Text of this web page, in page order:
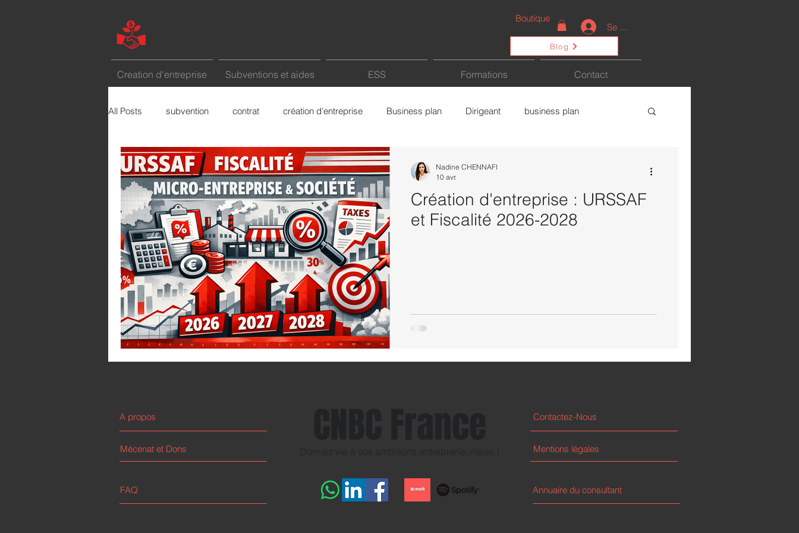
Se connecter
Boutique
Blog
Creation d'entreprise Subventions et aides ESS Formations Contact
All Posts subvention contrat création d'entreprise Business plan Dirigeant business plan
marketing etude de marché Fiscalité Intelligence Artificielle (IA)
Le mot de la semaine commerce Bâtiment économie sociale et solidaire
Création d'entreprise : URSSAF
et Fiscalité 2026-2028
Nadine CHENNAFI
10 avr.
A propos
Mécenat et Dons
FAQ
Contactez-Nous
Mentions légales
Annuaire du consultant